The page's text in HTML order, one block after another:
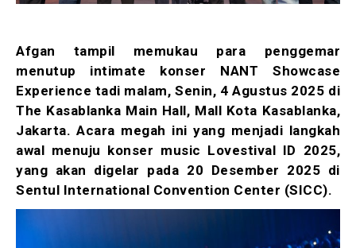
Afgan tampil memukau para penggemar
menutup intimate konser NANT Showcase
Experience tadi malam, Senin, 4 Agustus 2025 di
The Kasablanka Main Hall, Mall Kota Kasablanka,
Jakarta. Acara megah ini yang menjadi langkah
awal menuju konser music Lovestival ID 2025,
yang akan digelar pada 20 Desember 2025 di
Sentul International Convention Center (SICC).